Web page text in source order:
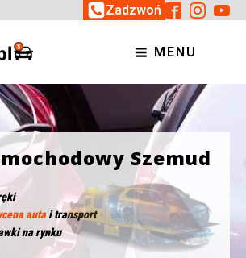
Zadzwoń
MENU
Szemud
autai transport
na rynku